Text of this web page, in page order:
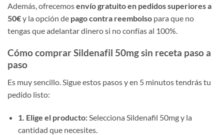
Además, ofrecemosenvío gratuito en pedidos superiores a
50€y la opción de pago contra reembolso para que no
tengas que adelantar dinero si no confías al 100%.
Cómo comprar Sildenafil 50mg sin receta paso a
paso
Es muy sencillo. Sigue estos pasos y en 5 minutos tendrás tu
pedido listo:
1. Elige el producto:Selecciona Sildenafil 50mg y la
cantidad que necesites.